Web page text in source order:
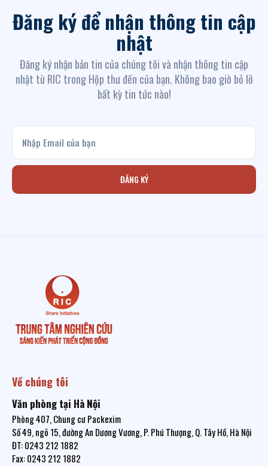
Đăng ký để nhận thông tin cập
nhật
Đăng ký nhận bản tin của chúng tôi và nhận thông tin cập
nhật từ RIC trong Hộp thư đến của bạn. Không bao giờ bỏ lỡ
bất kỳ tin tức nào!
ĐĂNG KÝ
Về chúng tôi
Văn phòng tại Hà Nội
Phòng 407, Chung cư Packexim
Số 49, ngõ 15, đường An Dương Vương, P. Phú Thượng, Q. Tây Hồ, Hà Nội
ĐT: 0243 212 1882
Fax: 0243 212 1882